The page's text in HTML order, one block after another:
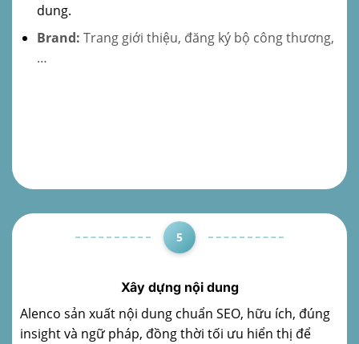
dung.
Brand: Trang giới thiệu, đăng ký bộ công thương,
…
5
Xây dựng nội dung
Alenco sản xuất nội dung chuẩn SEO, hữu ích, đúng
insight và ngữ pháp, đồng thời tối ưu hiển thị để